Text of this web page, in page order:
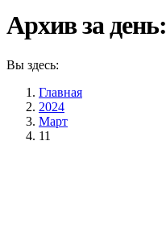
Архив за день:
Вы здесь:
Главная
2024
Март
11